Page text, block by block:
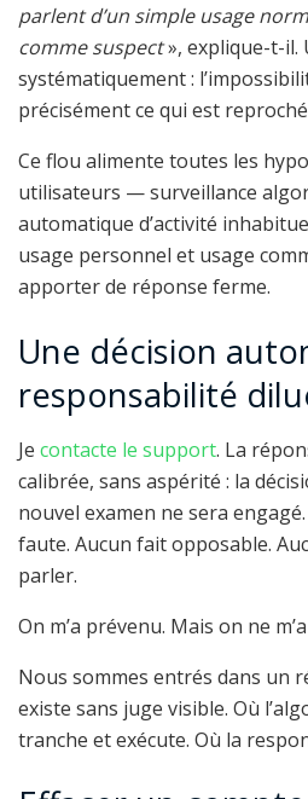
parlent d’un simple usage
comme suspect», explique-t-il.
systématiquement :
précisément ce qui est
Ce flou alimente toutes les
utilisateurs — surveillance
automatique d’activité
usage personnel et usage
apporter de réponse ferme.
Une décision
responsabilité
Je contacte le support. La
calibrée, sans aspérité : la
nouvel examen ne sera
faute. Aucun fait opposable.
parler.
On m’a prévenu. Mais on ne
Nous sommes entrés dans un
existe sans juge visible. Où
tranche et exécute. Où la